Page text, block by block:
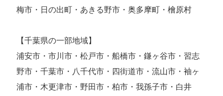
梅市・日の出町・あきる野市・奥多摩町・檜原村
【千葉県の一部地域】
浦安市・市川市・松戸市・船橋市・鎌ヶ谷市・習志
野市・千葉市・八千代市・四街道市・流山市・袖ヶ
浦市・木更津市・野田市・柏市・我孫子市・白井